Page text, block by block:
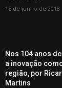
15 de junho de 2018
Nos 104 anos
a inovação
região, por
Martins